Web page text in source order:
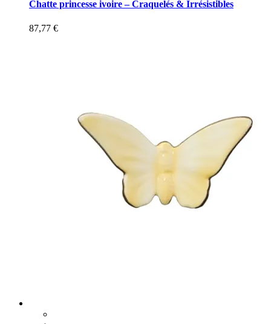
Chatte princesse ivoire – Craquelés & Irrésistibles
87,77 €